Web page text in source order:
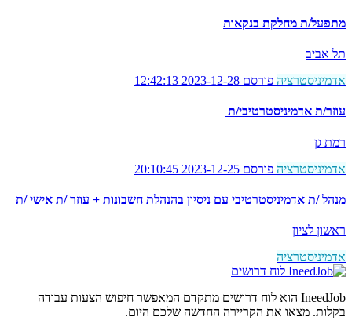
מתפעל/ת מחלקת בנקאות
תל אביב
אדמיניסטרציה פורסם 2023-12-28 12:42:13
עוזר/ת אדמיניסטרטיבי/ת
רמת גן
אדמיניסטרציה פורסם 2023-12-25 20:10:45
מנהל /ת אדמיניסטרטיבי עם ניסיון בהנהלת חשבונות + עוזר /ת אישי /ת
ראשון לציון
אדמיניסטרציה
לוח דרושים
IneedJob הוא לוח דרושים מתקדם המאפשר חיפוש הצעות עבודה
בקלות. מצאו את הקריירה החדשה שלכם היום.